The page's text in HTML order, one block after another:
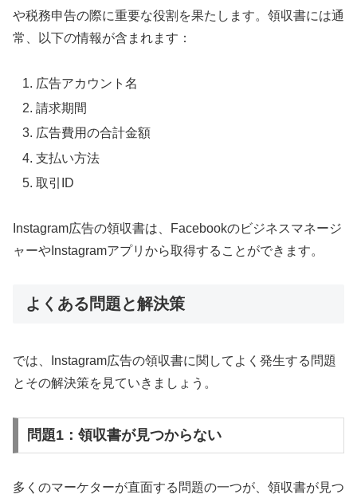
や税務申告の際に重要な役割を果たします。領収書には通
常、以下の情報が含まれます：
広告アカウント名
請求期間
広告費用の合計金額
支払い方法
取引ID
Instagram広告の領収書は、Facebookのビジネスマネージ
ャーやInstagramアプリから取得することができます。
よくある問題と解決策
では、Instagram広告の領収書に関してよく発生する問題
とその解決策を見ていきましょう。
問題1：領収書が見つからない
多くのマーケターが直面する問題の一つが、領収書が見つ